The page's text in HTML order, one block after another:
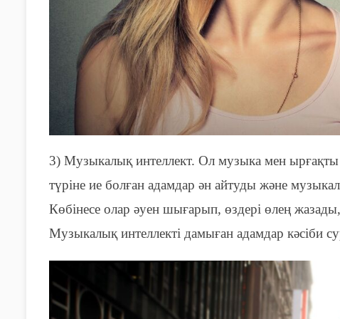
3) Музыкалық интеллект. Ол музыка мен
түріне ие болған адамдар ән айтуды және
Көбінесе олар әуен шығарып, өздері өлең
Музыкалық интеллекті дамыған адамдар кәсіби